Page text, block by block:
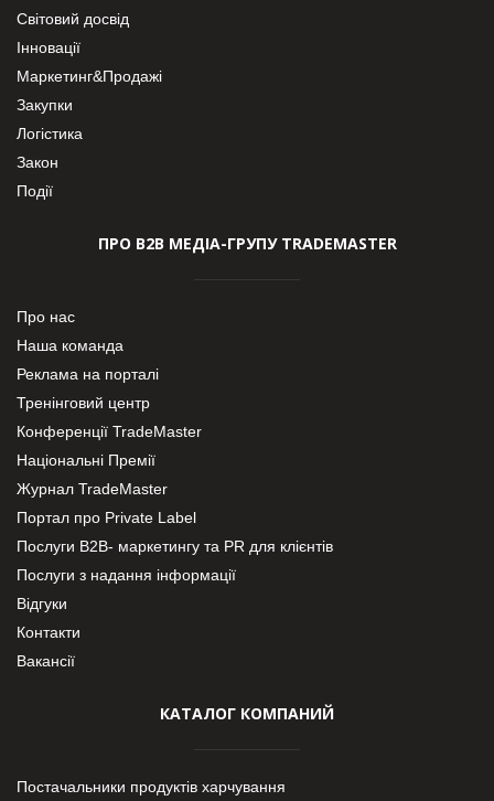
Світовий досвід
Інновації
Маркетинг&Продажі
Закупки
Логістика
Закон
Події
ПРО В2В МЕДІА-ГРУПУ TRADEMASTER
Про нас
Наша команда
Реклама на порталі
Тренінговий центр
Конференції TradeMaster
Національні Премії
Журнал TradeMaster
Портал про Private Label
Послуги В2В- маркетингу та PR для клієнтів
Послуги з надання інформації
Відгуки
Контакти
Вакансії
КАТАЛОГ КОМПАНИЙ
Постачальники продуктів харчування